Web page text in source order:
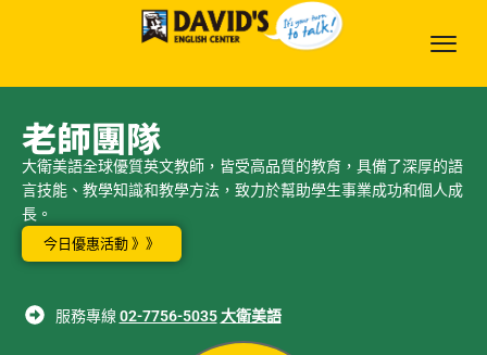
老師團隊
大衛美語全球優質英文教師，皆受高品質的教育，具備了深厚的語
言技能、教學知識和教學方法，致力於幫助學生事業成功和個人成
長。
服務專線 02-7756-5035 大衛美語
今日優惠活動 》》